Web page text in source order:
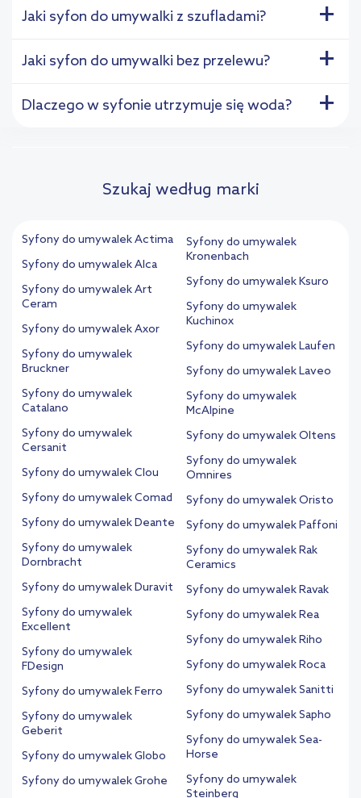
Jaki syfon do umywalki z szufladami? +
Jaki syfon do umywalki bez przelewu? +
Dlaczego w syfonie utrzymuje się woda? +
Szukaj według marki
Syfony do umywalek Actima
Syfony do umywalek Alca
Syfony do umywalek Art
Ceram
Syfony do umywalek Axor
Syfony do umywalek
Bruckner
Syfony do umywalek
Catalano
Syfony do umywalek
Cersanit
Syfony do umywalek Clou
Syfony do umywalek Comad
Syfony do umywalek Deante
Syfony do umywalek
Dornbracht
Syfony do umywalek Duravit
Syfony do umywalek
Excellent
Syfony do umywalek
FDesign
Syfony do umywalek Ferro
Syfony do umywalek
Geberit
Syfony do umywalek Globo
Syfony do umywalek Grohe
Syfony do umywalek
Kronenbach
Syfony do umywalek Ksuro
Syfony do umywalek
Kuchinox
Syfony do umywalek Laufen
Syfony do umywalek Laveo
Syfony do umywalek
McAlpine
Syfony do umywalek Oltens
Syfony do umywalek
Omnires
Syfony do umywalek Oristo
Syfony do umywalek Paffoni
Syfony do umywalek Rak
Ceramics
Syfony do umywalek Ravak
Syfony do umywalek Rea
Syfony do umywalek Riho
Syfony do umywalek Roca
Syfony do umywalek Sanitti
Syfony do umywalek Sapho
Syfony do umywalek Sea-
Horse
Syfony do umywalek
Steinberg